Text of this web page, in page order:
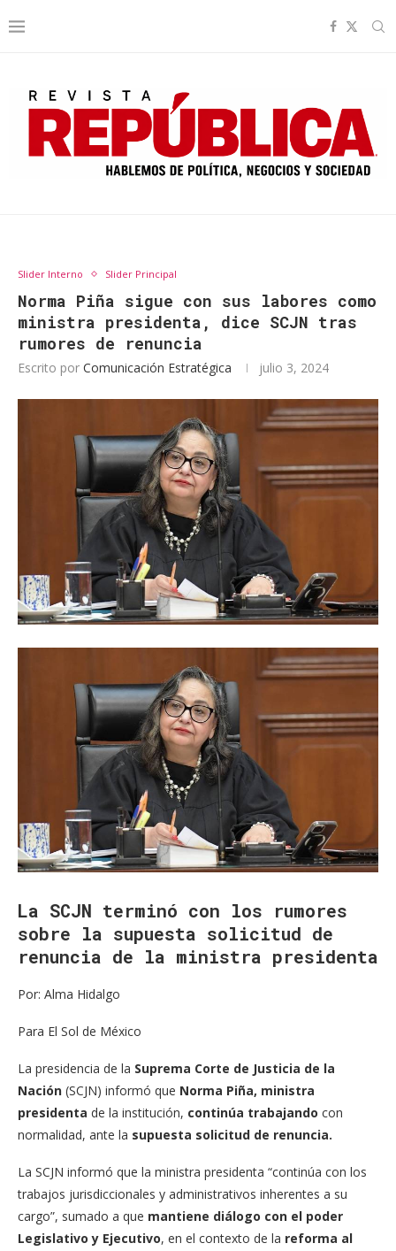
Slider Interno Slider Principal
Norma Piña sigue con sus labores como
ministra presidenta, dice SCJN tras
rumores de renuncia
Escrito por Comunicación Estratégica julio 3, 2024
La SCJN terminó con los rumores
sobre la supuesta solicitud de
renuncia de la ministra presidenta
Por: Alma Hidalgo
Para El Sol de México
La presidencia de la Suprema Corte de Justicia de la
Nación (SCJN) informó que Norma Piña, ministra
presidenta de la institución, continúa trabajando con
normalidad, ante la supuesta solicitud de renuncia.
La SCJN informó que la ministra presidenta “continúa con los
trabajos jurisdiccionales y administrativos inherentes a su
cargo”, sumado a que mantiene diálogo con el poder
Legislativo y Ejecutivo, en el contexto de la reforma al